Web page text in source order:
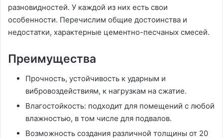
разновидностей. У каждой из них есть свои
особенности. Перечислим общие достоинства и
недостатки, характерные цементно-песчаных смесей.
Преимущества
Прочность, устойчивость к ударным и
вибровоздействиям, к нагрузкам на сжатие.
Влагостойкость: подходит для помещений с любой
влажностью, в том числе для подвалов.
Возможность создания различной толщины от 20